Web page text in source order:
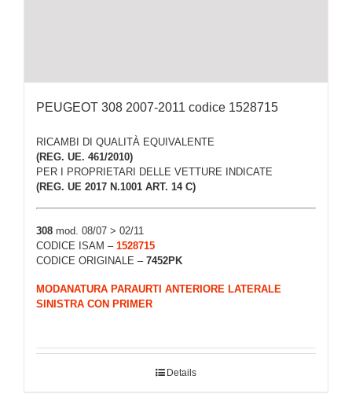
PEUGEOT 308 2007-2011 codice 1528715
RICAMBI DI QUALITÀ EQUIVALENTE
(REG. UE. 461/2010)
PER I PROPRIETARI DELLE VETTURE INDICATE
(REG. UE 2017 N.1001 ART. 14 C)
308 mod. 08/07 > 02/11
CODICE ISAM – 1528715
CODICE ORIGINALE – 7452PK
MODANATURA PARAURTI ANTERIORE LATERALE
SINISTRA CON PRIMER
Details